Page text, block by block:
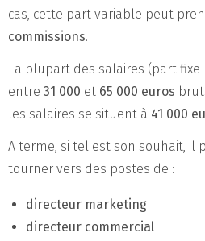
cas, cette part variable peut
commissions.
La plupart des salaires (part fixe
entre 31 000 et 65 000 euros
les salaires se situent à 41 000
A terme, si tel est son souhait, il
tourner vers des postes de :
directeur marketing
directeur commercial